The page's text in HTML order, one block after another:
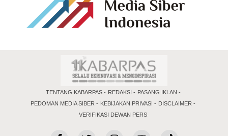
TENTANG KABARPAS REDAKSI
PASANG IKLAN
PEDOMAN MEDIA SIBER
KEBIJAKAN PRIVASI
DISCLAIMER
VERIFIKASI DEWAN PERS